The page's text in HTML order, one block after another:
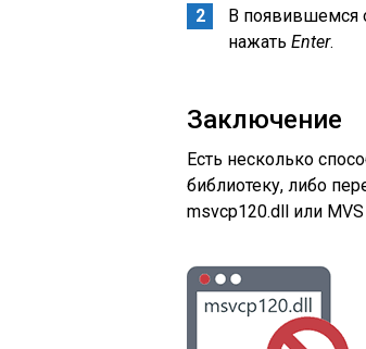
В появившемся
нажать Enter.
Заключение
Есть несколько
библиотеку, либо
msvcp120.dll или MVS